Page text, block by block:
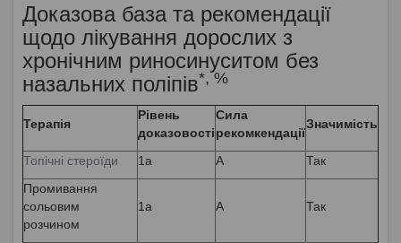
Доказова база та рекомендації
щодо лікування дорослих з
хронічним риносинуситом без
назальних поліпів*, %
Терапія
Рівень
доказовості
Сила
рекомкендації
Значимість
Топічні стероїди 1а А
Так
Промивання
сольовим
розчином
1а А Так